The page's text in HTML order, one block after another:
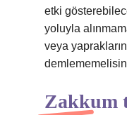
etki
yoluyla
veya
Zakkum